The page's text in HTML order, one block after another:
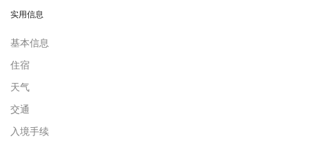
实用信息
基本信息
住宿
天气
交通
入境手续